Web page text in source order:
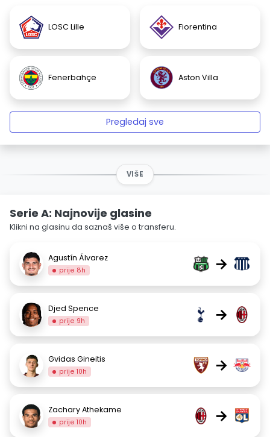
LOSC Lille Fiorentina
Fenerbahçe Aston Villa
Pregledaj sve
VIŠE
Serie A: Najnovije glasine
Klikni na glasinu da saznaš više o transferu.
Agustín Álvarez
prije 8h →
Djed Spence
prije 9h →
Gvidas Gineitis
prije 10h →
Zachary Athekame
prije 10h →